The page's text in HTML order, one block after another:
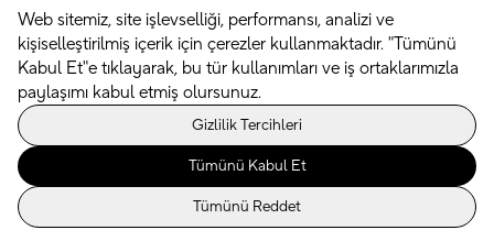
©2026 Crocs.com.tr • Tüm hakları saklıdır
Powered By
Web sitemiz, site işlevselliği, performansı, analizi ve
kişiselleştirilmiş içerik için çerezler kullanmaktadır. "Tümünü
Kabul Et"e tıklayarak, bu tür kullanımları ve iş ortaklarımızla
paylaşımı kabul etmiş olursunuz.
Gizlilik Tercihleri
Tümünü Kabul Et
Tümünü Reddet